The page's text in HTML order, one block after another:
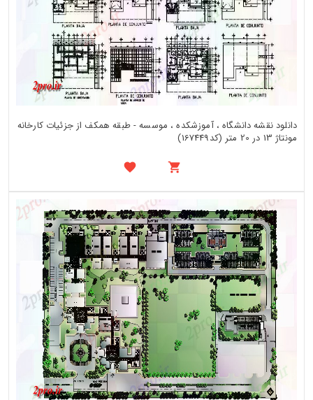
دانلود نقشه دانشگاه ، آموزشکده ، موسسه - طبقه همکف از جزئیات کارخانه
مونتاژ 13 در 20 متر (کد167449)